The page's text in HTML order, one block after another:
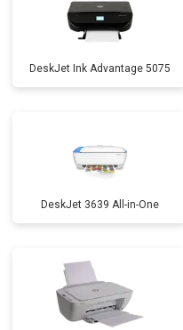
DeskJet Ink Advantage 5075
DeskJet 3639 All-in-One